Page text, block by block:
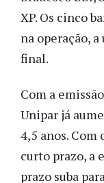
XP. Os cinco
na operação,
final.
Com a
Unipar já
4,5 anos. Com
curto prazo, a
prazo suba